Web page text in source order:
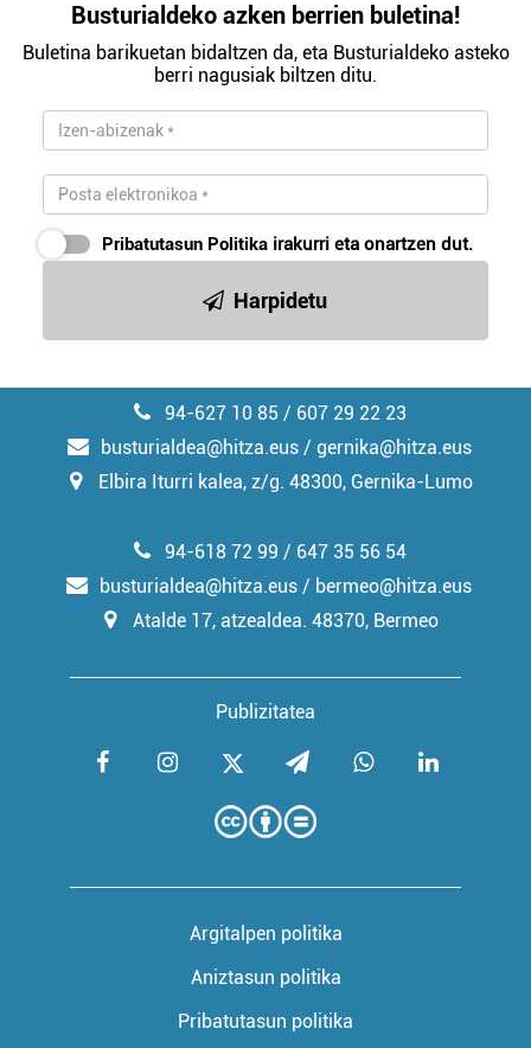
Busturialdeko azken berrien buletina!
Buletina barikuetan bidaltzen da, eta Busturialdeko asteko
berri nagusiak biltzen ditu.
Pribatutasun Politika irakurri eta onartzen dut.
Harpidetu
94-627 10 85 / 607 29 22 23
busturialdea@hitza.eus / gernika@hitza.eus
Elbira Iturri kalea, z/g. 48300, Gernika-Lumo
Publizitatea
94-618 72 99 / 647 35 56 54
busturialdea@hitza.eus / bermeo@hitza.eus
Atalde 17, atzealdea. 48370, Bermeo
Argitalpen politika
Aniztasun politika
Pribatutasun politika